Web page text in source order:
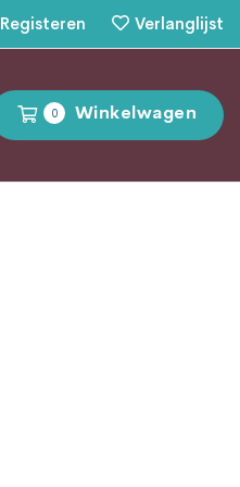
Registeren Verlanglijst
0 Winkelwagen